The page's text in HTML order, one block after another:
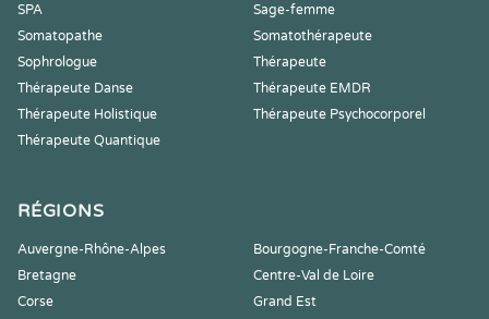
SPA
Sage-femme
Somatopathe
Somatothérapeute
Sophrologue
Thérapeute
Thérapeute Danse
Thérapeute EMDR
Thérapeute Holistique
Thérapeute Psychocorporel
Thérapeute Quantique
RÉGIONS
Auvergne-Rhône-Alpes
Bourgogne-Franche-Comté
Bretagne
Centre-Val de Loire
Corse
Grand Est